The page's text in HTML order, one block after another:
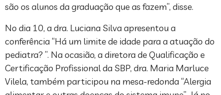
são os alunos da graduação que as fazem”, disse.
No dia 10, a dra. Luciana Silva apresentou a
conferência “Há um limite de idade para a atuação do
pediatra? ”. Na ocasião, a diretora de Qualificação e
Certificação Profissional da SBP, dra. Maria Marluce
Vilela, também participou na mesa-redonda “Alergia